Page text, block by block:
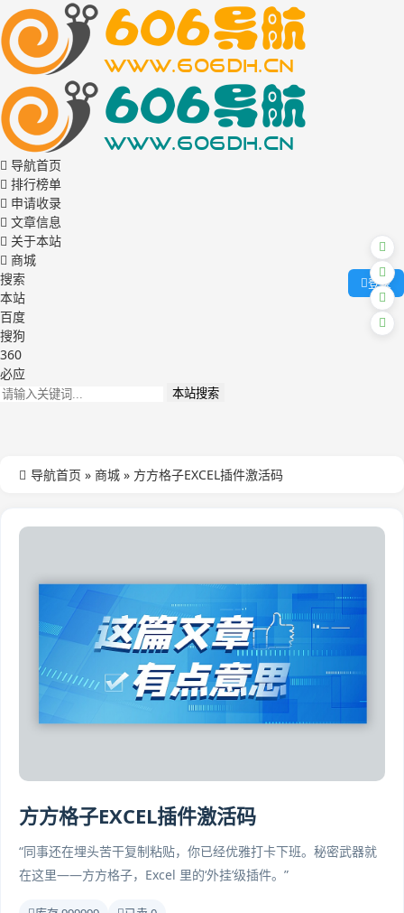
导航首页
排行榜单
申请收录
文章信息
关于本站
商城
登录
搜索
本站
百度
搜狗
360
必应
本站搜索
导航首页 » 商城 » 方方格子EXCEL插件激活码
方方格子EXCEL插件激活码
“同事还在埋头苦干复制粘贴，你已经优雅打卡下班。秘密武器就
在这里——方方格子，Excel 里的‘外挂’级插件。”